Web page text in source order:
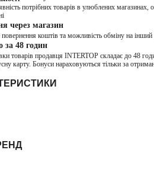
потрібних товарів в улюблених
через магазин
коштів та можливість обміну на інший
за 48 годин
товарів продавця INTERTOP складає до 48
карту. Бонуси нараховуються тільки за